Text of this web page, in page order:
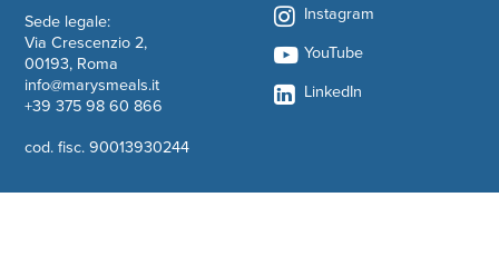
Sede legale:
Via Crescenzio 2,
00193, Roma
info@marysmeals.it
+39 375 98 60 866
cod. fisc. 90013930244
Instagram
YouTube
LinkedIn